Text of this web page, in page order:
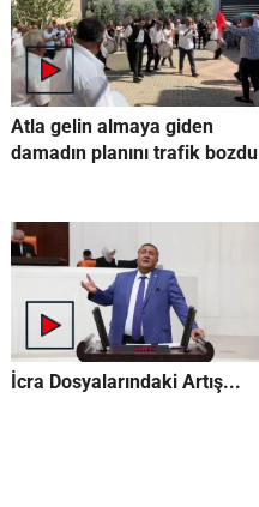
Atla gelin almaya giden
damadın planını trafik bozdu
İcra Dosyalarındaki Artış...